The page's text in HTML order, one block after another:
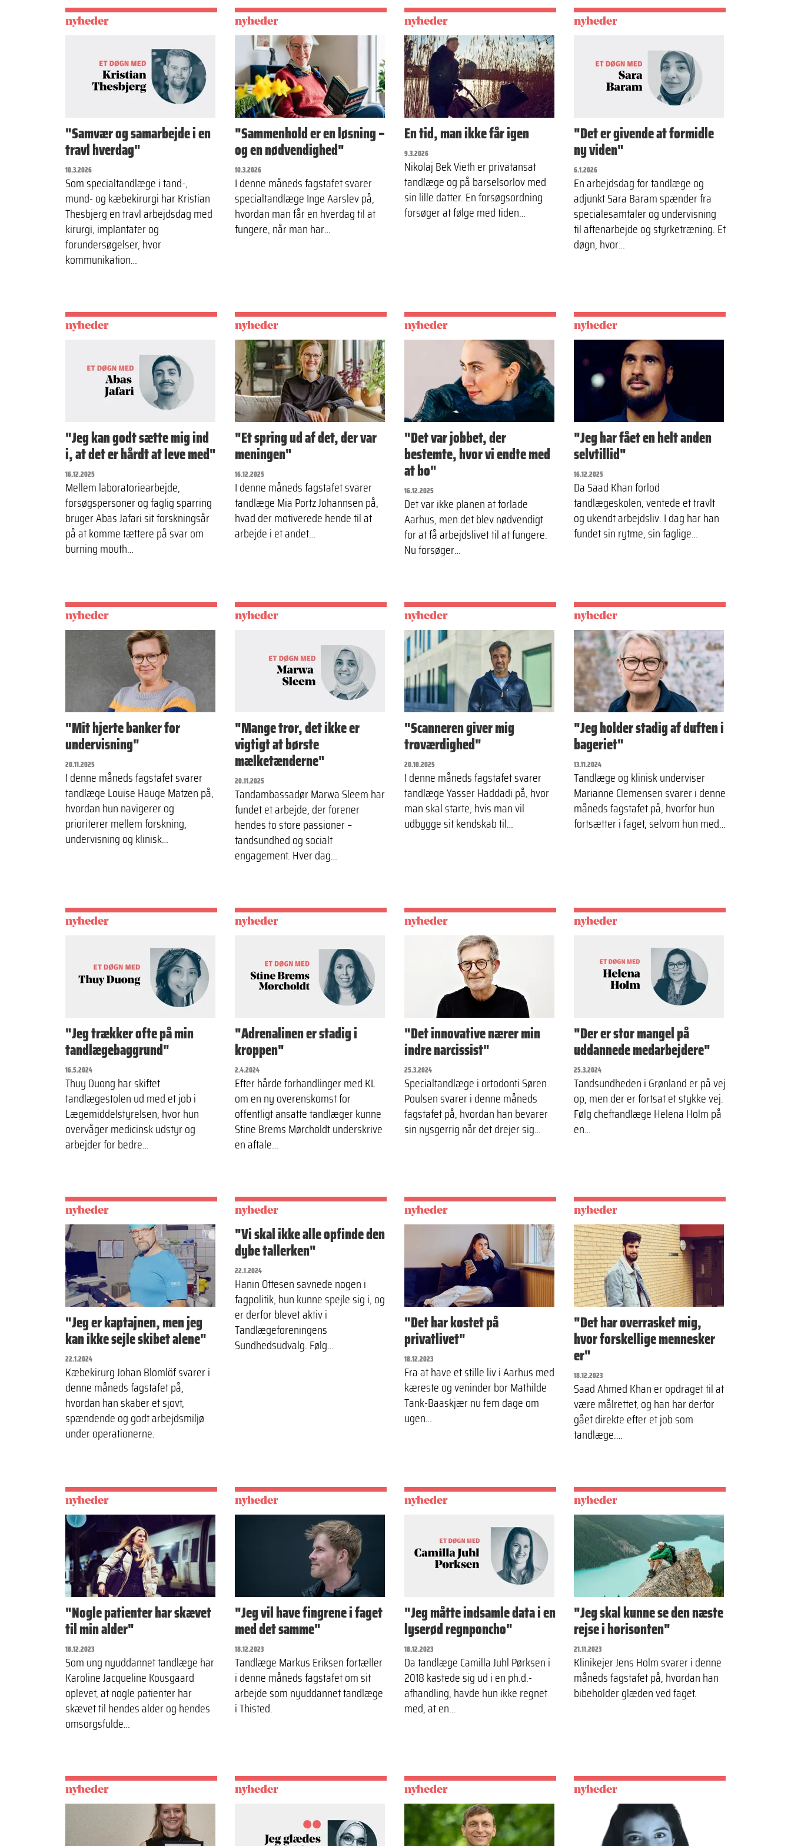
nyheder
"Samvær og samarbejde i en
travl hverdag"
10.3.2026
Som specialtandlæge i tand-,
mund- og kæbekirurgi har Kristian
Thesbjerg en travl arbejdsdag med
kirurgi, implantater og
forundersøgelser, hvor
kommunikation…
nyheder
"Sammenhold er en løsning –
og en nødvendighed"
10.3.2026
I denne måneds fagstafet svarer
specialtandlæge Inge Aarslev på,
hvordan man får en hverdag til at
fungere, når man har…
nyheder
En tid, man ikke får igen
9.3.2026
Nikolaj Bek Vieth er privatansat
tandlæge og på barselsorlov med
sin lille datter. En forsøgsordning
forsøger at følge med tiden…
nyheder
"Det er givende at formidle
ny viden"
6.1.2026
En arbejdsdag for tandlæge og
adjunkt Sara Baram spænder fra
specialesamtaler og undervisning
til aftenarbejde og styrketræning. Et
døgn, hvor…
nyheder
"Jeg kan godt sætte mig ind
i, at det er hårdt at leve med"
16.12.2025
Mellem laboratoriearbejde,
forsøgspersoner og faglig sparring
bruger Abas Jafari sit forskningsår
på at komme tættere på svar om
burning mouth…
nyheder
"Et spring ud af det, der var
meningen"
16.12.2025
I denne måneds fagstafet svarer
tandlæge Mia Portz Johannsen på,
hvad der motiverede hende til at
arbejde i et andet…
nyheder
"Det var jobbet, der
bestemte, hvor vi endte med
at bo"
16.12.2025
Det var ikke planen at forlade
Aarhus, men det blev nødvendigt
for at få arbejdslivet til at fungere.
Nu forsøger…
nyheder
"Jeg har fået en helt anden
selvtillid"
16.12.2025
Da Saad Khan forlod
tandlægeskolen, ventede et travlt
og ukendt arbejdsliv. I dag har han
fundet sin rytme, sin faglige…
nyheder
"Mit hjerte banker for
undervisning"
20.11.2025
I denne måneds fagstafet svarer
tandlæge Louise Hauge Matzen på,
hvordan hun navigerer og
prioriterer mellem forskning,
undervisning og klinisk…
nyheder
"Mange tror, det ikke er
vigtigt at børste
mælketænderne"
20.11.2025
Tandambassadør Marwa Sleem har
fundet et arbejde, der forener
hendes to store passioner –
tandsundhed og socialt
engagement. Hver dag…
nyheder
"Scanneren giver mig
troværdighed"
20.10.2025
I denne måneds fagstafet svarer
tandlæge Yasser Haddadi på, hvor
man skal starte, hvis man vil
udbygge sit kendskab til…
nyheder
"Jeg holder stadig af duften i
bageriet"
13.11.2024
Tandlæge og klinisk underviser
Marianne Clemensen svarer i denne
måneds fagstafet på, hvorfor hun
fortsætter i faget, selvom hun med…
nyheder
"Jeg trækker ofte på min
tandlæge­baggrund"
16.5.2024
Thuy Duong har skiftet
tandlægestolen ud med et job i
Lægemiddelstyrelsen, hvor hun
overvåger medicinsk udstyr og
arbejder for bedre…
nyheder
"Adrenalinen er stadig i
kroppen"
2.4.2024
Efter hårde forhandlinger med KL
om en ny overenskomst for
offentligt ansatte tandlæger kunne
Stine Brems Mørcholdt underskrive
en aftale…
nyheder
"Det innovative nærer min
indre narcissist"
25.3.2024
Specialtandlæge i ortodonti Søren
Poulsen svarer i denne måneds
fagstafet på, hvordan han bevarer
sin nysgerrig når det drejer sig…
nyheder
"Der er stor mangel på
uddannede medarbejdere"
25.3.2024
Tandsundheden i Grønland er på vej
op, men der er fortsat et stykke vej.
Følg cheftandlæge Helena Holm på
en…
nyheder
"Jeg er kaptajnen, men jeg
kan ikke sejle skibet alene"
22.1.2024
Kæbekirurg Johan Blomlöf svarer i
denne måneds fagstafet på,
hvordan han skaber et sjovt,
spændende og godt arbejdsmiljø
under operationerne.
nyheder
"Vi skal ikke alle opfinde den
dybe tallerken"
22.1.2024
Hanin Ottesen savnede nogen i
fagpolitik, hun kunne spejle sig i, og
er derfor blevet aktiv i
Tandlægeforeningens
Sundhedsudvalg. Følg…
nyheder
"Det har kostet på
privatlivet"
18.12.2023
Fra at have et stille liv i Aarhus med
kæreste og veninder bor Mathilde
Tank-Baaskjær nu fem dage om
ugen…
nyheder
"Det har overrasket mig,
hvor forskellige mennesker
er"
18.12.2023
Saad Ahmed Khan er opdraget til at
være målrettet, og han har derfor
gået direkte efter et job som
tandlæge.…
nyheder
"Nogle patienter har skævet
til min alder"
18.12.2023
Som ung nyuddannet tandlæge har
Karoline Jacqueline Kousgaard
oplevet, at nogle patienter har
skævet til hendes alder og hendes
omsorgsfulde…
nyheder
"Jeg vil have fingrene i faget
med det samme"
18.12.2023
Tandlæge Markus Eriksen fortæller
i denne måneds fagstafet om sit
arbejde som nyuddannet tandlæge
i Thisted.
nyheder
"Jeg måtte indsamle data i en
lyserød regnponcho"
18.12.2023
Da tandlæge Camilla Juhl Pørksen i
2018 kastede sig ud i en ph.d.-
afhandling, havde hun ikke regnet
med, at en…
nyheder
"Jeg skal kunne se den næste
rejse i horisonten"
21.11.2023
Klinikejer Jens Holm svarer i denne
måneds fagstafet på, hvordan han
bibeholder glæden ved faget.
nyheder nyheder nyheder nyheder